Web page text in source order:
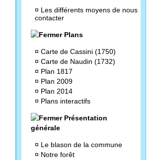
¤ Les différents moyens de nous
contacter
Plans
¤ Carte de Cassini (1750)
¤ Carte de Naudin (1732)
¤ Plan 1817
¤ Plan 2009
¤ Plan 2014
¤ Plans interactifs
Présentation
générale
¤ Le blason de la commune
¤ Notre forêt